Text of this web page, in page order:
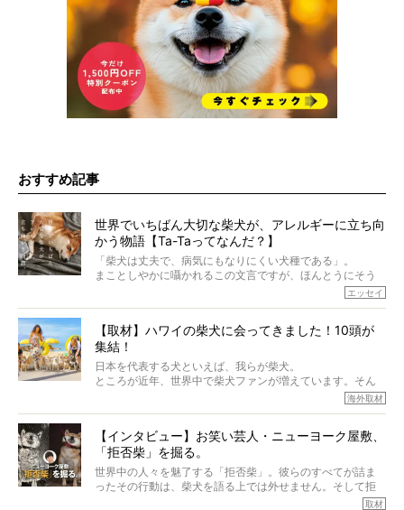
おすすめ記事
世界でいちばん大切な柴犬が、アレルギーに立ち向
かう物語【Ta-Taってなんだ？】
「柴犬は丈夫で、病気にもなりにくい犬種である」。
まことしやかに囁かれるこの文言ですが、ほんとうにそう
もちろん、犬種としての完成度がとてつもなく高い柴犬だ
でも、いざそれぞれの個体を見ていくと、丈夫で病気にも
なりにくい、とは言えないような気もするのです。
実際に「病気にならない」などということはないし、飼い
主はそのためにやるべきことがある。
今回は、柴犬に関わる方たちすべてに読んで欲しい、ある
ご本人からのレポートは、愛情たっぷりで示唆に富んだ物
語でした。
※文章はご本人の了承を得て編集しています
※画像はすべてイメージです
※この記事は個人の感想であり、効果・効能を示すものではありません
エッセイ
【取材】ハワイの柴犬に会ってきました！10頭が
集結！
日本を代表する犬といえば、我らが柴犬。
ところが近年、世界中で柴犬ファンが増えています。そん
な中「柴犬ライフ」が目をつけたのは、南の楽園ハワイ。
柴犬オーナーが多く、定期的にオフ会まで開催されている
そんな噂を聞きつけ、今回はハワイの柴犬たちを取材して
きました！
海外取材
【インタビュー】お笑い芸人・ニューヨーク屋敷、
「拒否柴」を掘る。
世界中の人々を魅了する「拒否柴」。彼らのすべてが詰ま
ったその行動は、柴犬を語る上では外せません。そして拒
否柴がここまで話題になるのは、“映える”ことも理由のひと
取材